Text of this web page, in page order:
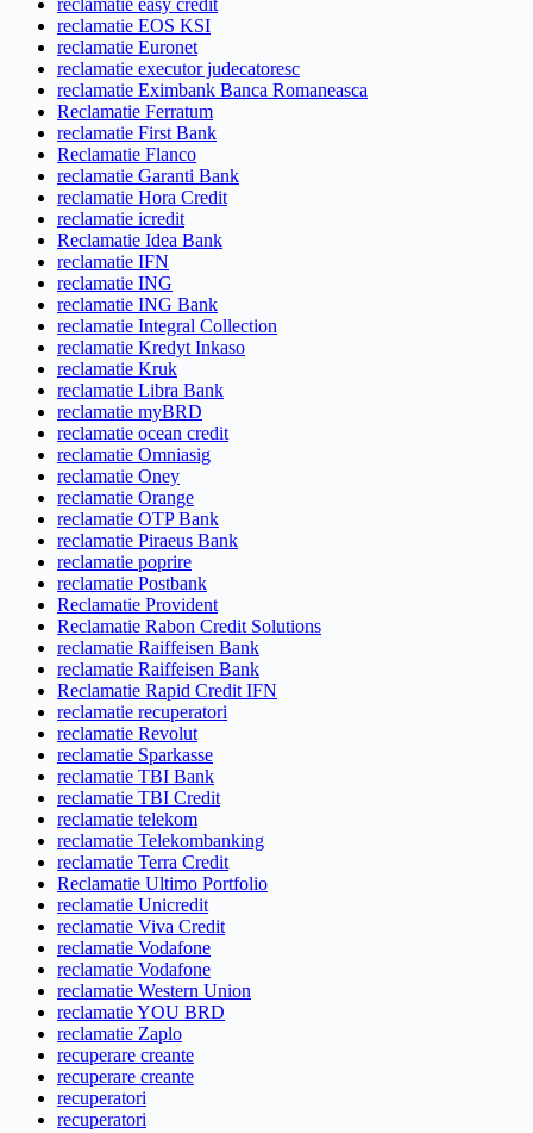
reclamatie easy credit
reclamatie EOS KSI
reclamatie Euronet
reclamatie executor judecatoresc
reclamatie Eximbank Banca Romaneasca
Reclamatie Ferratum
reclamatie First Bank
Reclamatie Flanco
reclamatie Garanti Bank
reclamatie Hora Credit
reclamatie icredit
Reclamatie Idea Bank
reclamatie IFN
reclamatie ING
reclamatie ING Bank
reclamatie Integral Collection
reclamatie Kredyt Inkaso
reclamatie Kruk
reclamatie Libra Bank
reclamatie myBRD
reclamatie ocean credit
reclamatie Omniasig
reclamatie Oney
reclamatie Orange
reclamatie OTP Bank
reclamatie Piraeus Bank
reclamatie poprire
reclamatie Postbank
Reclamatie Provident
Reclamatie Rabon Credit Solutions
reclamatie Raiffeisen Bank
reclamatie Raiffeisen Bank
Reclamatie Rapid Credit IFN
reclamatie recuperatori
reclamatie Revolut
reclamatie Sparkasse
reclamatie TBI Bank
reclamatie TBI Credit
reclamatie telekom
reclamatie Telekombanking
reclamatie Terra Credit
Reclamatie Ultimo Portfolio
reclamatie Unicredit
reclamatie Viva Credit
reclamatie Vodafone
reclamatie Vodafone
reclamatie Western Union
reclamatie YOU BRD
reclamatie Zaplo
recuperare creante
recuperare creante
recuperatori
recuperatori